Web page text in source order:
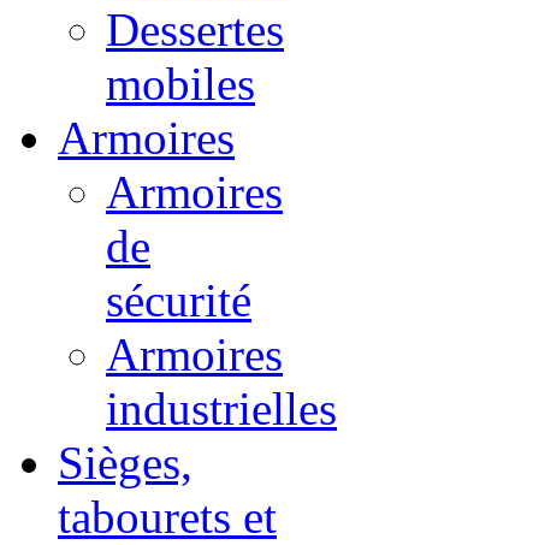
Dessertes
mobiles
Armoires
Armoires
de
sécurité
Armoires
industrielles
Sièges,
tabourets et